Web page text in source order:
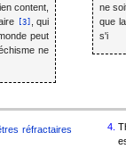
content,
[3]
, qui
peut
ne
ne
que
s'i
réfractaires‎